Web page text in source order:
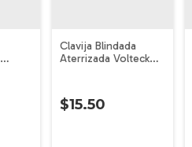
Clavija Blindada
Aterrizada Volteck
$15.50